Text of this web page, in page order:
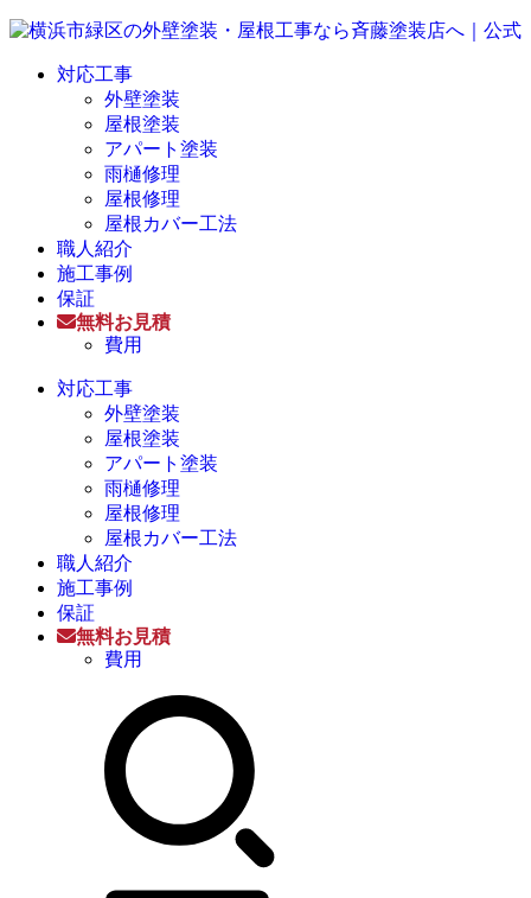
対応工事
外壁塗装
屋根塗装
アパート塗装
雨樋修理
屋根修理
屋根カバー工法
職人紹介
施工事例
保証
無料お見積
費用
対応工事
外壁塗装
屋根塗装
アパート塗装
雨樋修理
屋根修理
屋根カバー工法
職人紹介
施工事例
保証
無料お見積
費用